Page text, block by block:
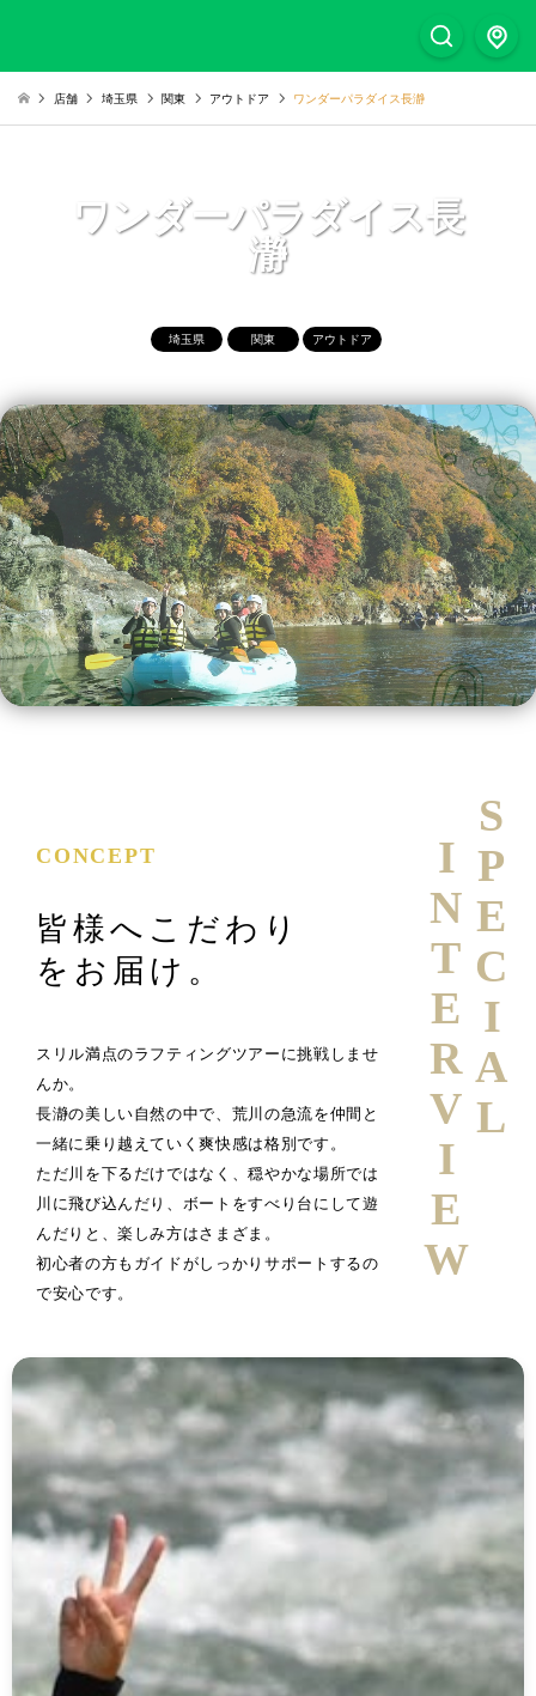
店舗 埼玉県 関東 アウトドア ワンダーパラダイス長瀞
ワンダーパラダイス長
瀞
埼玉県 関東 アウトドア
CONCEPT
皆様へこだわり
をお届け。
スリル満点のラフティングツアーに挑戦しませ
んか。
長瀞の美しい自然の中で、荒川の急流を仲間と
一緒に乗り越えていく爽快感は格別です。
ただ川を下るだけではなく、穏やかな場所では
川に飛び込んだり、ボートをすべり台にして遊
んだりと、楽しみ方はさまざま。
初心者の方もガイドがしっかりサポートするの
で安心です。
SPECIAL
INTERVIEW